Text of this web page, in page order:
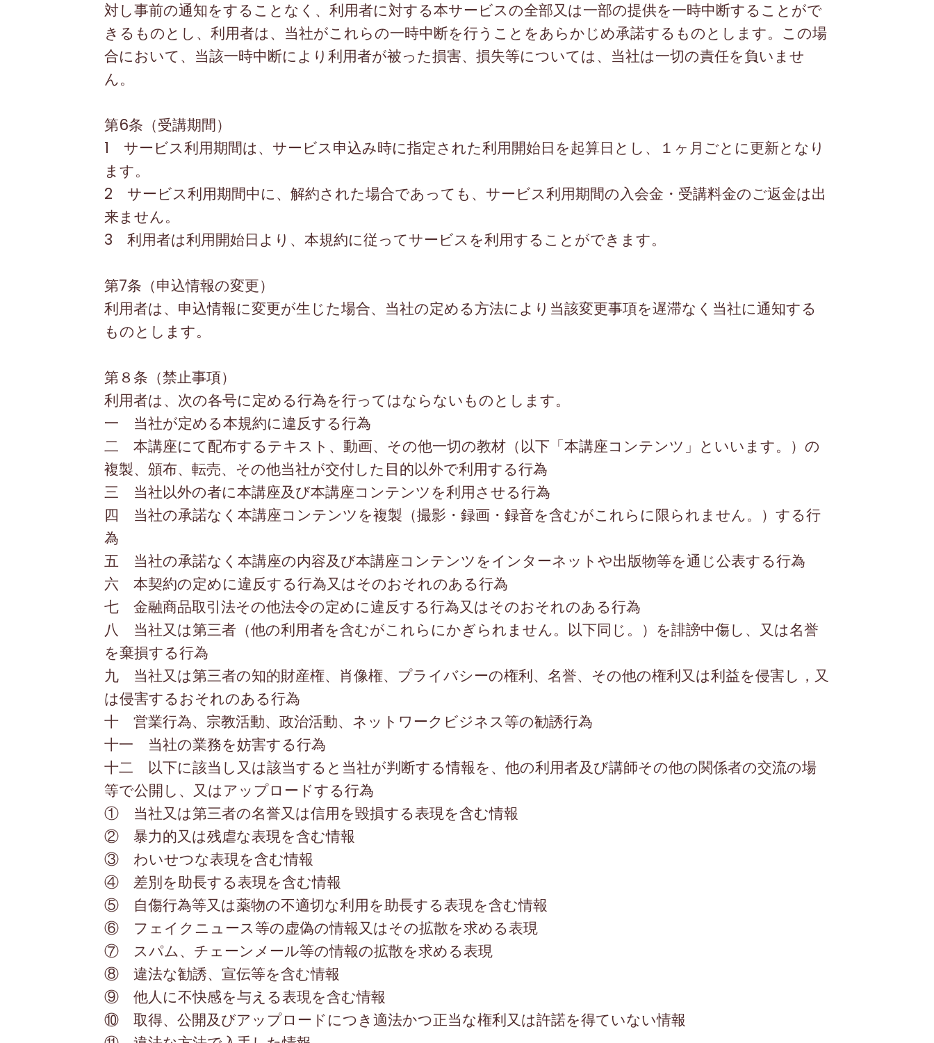
対し事前の通知をすることなく、利用者に対する本サービスの全部又は一部の提供を一時中断することがで
きるものとし、利用者は、当社がこれらの一時中断を行うことをあらかじめ承諾するものとします。この場
合において、当該一時中断により利用者が被った損害、損失等については、当社は一切の責任を負いませ
ん。
第6条（受講期間）
1 サービス利用期間は、サービス申込み時に指定された利用開始日を起算日とし、１ヶ月ごとに更新となり
ます。
2 サービス利用期間中に、解約された場合であっても、サービス利用期間の入会金・受講料金のご返金は出
来ません。
3 利用者は利用開始日より、本規約に従ってサービスを利用することができます。
第7条（申込情報の変更）
利用者は、申込情報に変更が生じた場合、当社の定める方法により当該変更事項を遅滞なく当社に通知する
ものとします。
第８条（禁止事項）
利用者は、次の各号に定める行為を行ってはならないものとします。
一 当社が定める本規約に違反する行為
二 本講座にて配布するテキスト、動画、その他一切の教材（以下「本講座コンテンツ」といいます。）の
複製、頒布、転売、その他当社が交付した目的以外で利用する行為
三 当社以外の者に本講座及び本講座コンテンツを利用させる行為
四 当社の承諾なく本講座コンテンツを複製（撮影・録画・録音を含むがこれらに限られません。）する行
為
五 当社の承諾なく本講座の内容及び本講座コンテンツをインターネットや出版物等を通じ公表する行為
六 本契約の定めに違反する行為又はそのおそれのある行為
七 金融商品取引法その他法令の定めに違反する行為又はそのおそれのある行為
八 当社又は第三者（他の利用者を含むがこれらにかぎられません。以下同じ。）を誹謗中傷し、又は名誉
を棄損する行為
九 当社又は第三者の知的財産権、肖像権、プライバシーの権利、名誉、その他の権利又は利益を侵害し，又
は侵害するおそれのある行為
十 営業行為、宗教活動、政治活動、ネットワークビジネス等の勧誘行為
十一 当社の業務を妨害する行為
十二 以下に該当し又は該当すると当社が判断する情報を、他の利用者及び講師その他の関係者の交流の場
等で公開し、又はアップロードする行為
① 当社又は第三者の名誉又は信用を毀損する表現を含む情報
② 暴力的又は残虐な表現を含む情報
③ わいせつな表現を含む情報
④ 差別を助長する表現を含む情報
⑤ 自傷行為等又は薬物の不適切な利用を助長する表現を含む情報
⑥ フェイクニュース等の虚偽の情報又はその拡散を求める表現
⑦ スパム、チェーンメール等の情報の拡散を求める表現
⑧ 違法な勧誘、宣伝等を含む情報
⑨ 他人に不快感を与える表現を含む情報
⑩ 取得、公開及びアップロードにつき適法かつ正当な権利又は許諾を得ていない情報